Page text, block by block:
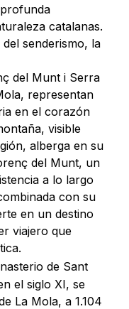
catalanas.
senderismo, la
del Munt i Serra
representan
en el corazón
visible
alberga en su
del Munt, un
a lo largo
con su
en un destino
viajero que
de Sant
el siglo XI, se
La Mola, a 1.104